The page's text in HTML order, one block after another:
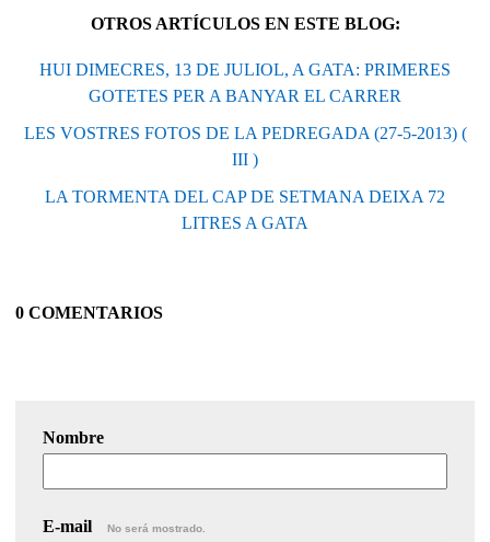
OTROS ARTÍCULOS EN ESTE BLOG:
HUI DIMECRES, 13 DE JULIOL, A GATA: PRIMERES
GOTETES PER A BANYAR EL CARRER
LES VOSTRES FOTOS DE LA PEDREGADA (27-5-2013) (
III )
LA TORMENTA DEL CAP DE SETMANA DEIXA 72
LITRES A GATA
0 COMENTARIOS
Nombre
E-mail No será mostrado.